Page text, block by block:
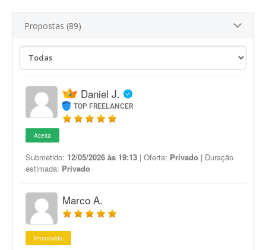
Propostas (89)
Daniel J.
TOP FREELANCER
Aceita
Submetido: 12/05/2026 às 19:13 | Oferta: Privado | Duração
estimada: Privado
Marco A.
Promovida